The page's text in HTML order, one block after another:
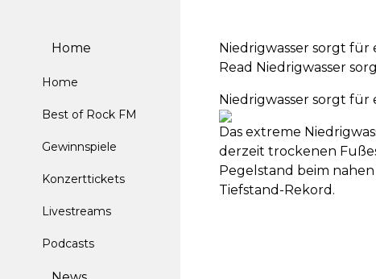
Home
Home
Best of Rock FM
Gewinnspiele
Konzerttickets
Livestreams
Podcasts
Niedrigwasser sorgt
Read Niedrigwasser
Niedrigwasser sorgt
Das extreme
derzeit trockenen
Pegelstand beim
Tiefstand-Rekord.